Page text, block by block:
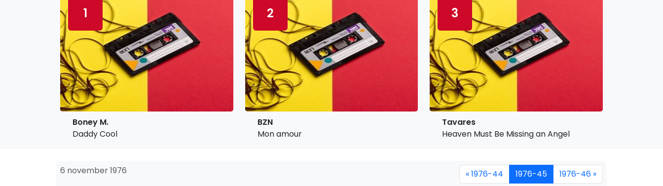
1
Boney M.
Daddy Cool
2
BZN
Mon amour
3
Tavares
Heaven Must Be Missing an Angel
6 november 1976 « 1976-44 1976-45 1976-46 »